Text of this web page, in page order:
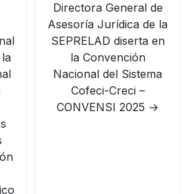
Directora General de
Asesoría Jurídica de la
SEPRELAD diserta en
la Convención
Nacional del Sistema
Cofeci-Creci –
CONVENSI 2025 →